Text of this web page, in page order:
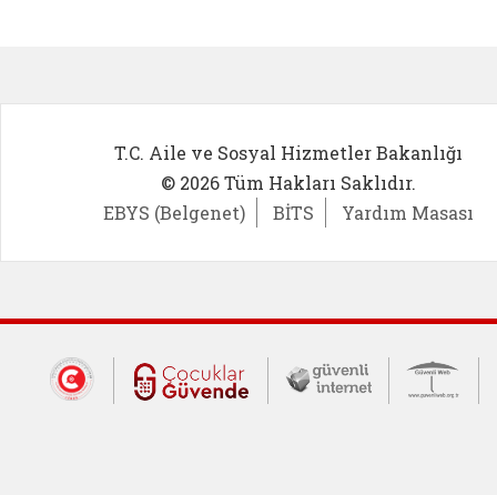
T.C. Aile ve Sosyal Hizmetler Bakanlığı
© 2026 Tüm Hakları Saklıdır.
EBYS (Belgenet)
BİTS Yardım Masası
Dış Bağlantılar
Cumhurbaşkanlığı İletişim Merkezi
Çocuklar Güvende (yeni
Güvenli